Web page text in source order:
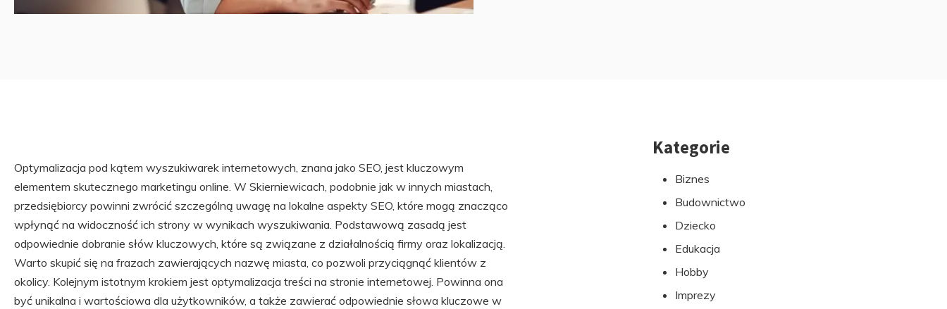
Optymalizacja pod kątem wyszukiwarek internetowych, znana jako SEO, jest kluczowym
elementem skutecznego marketingu online. W Skierniewicach, podobnie jak w innych miastach,
przedsiębiorcy powinni zwrócić szczególną uwagę na lokalne aspekty SEO, które mogą znacząco
wpłynąć na widoczność ich strony w wynikach wyszukiwania. Podstawową zasadą jest
odpowiednie dobranie słów kluczowych, które są związane z działalnością firmy oraz lokalizacją.
Warto skupić się na frazach zawierających nazwę miasta, co pozwoli przyciągnąć klientów z
okolicy. Kolejnym istotnym krokiem jest optymalizacja treści na stronie internetowej. Powinna ona
być unikalna i wartościowa dla użytkowników, a także zawierać odpowiednie słowa kluczowe w
PrzejdźKategorie
Biznes
Budownictwo
Dziecko
Edukacja
Hobby
Imprezy